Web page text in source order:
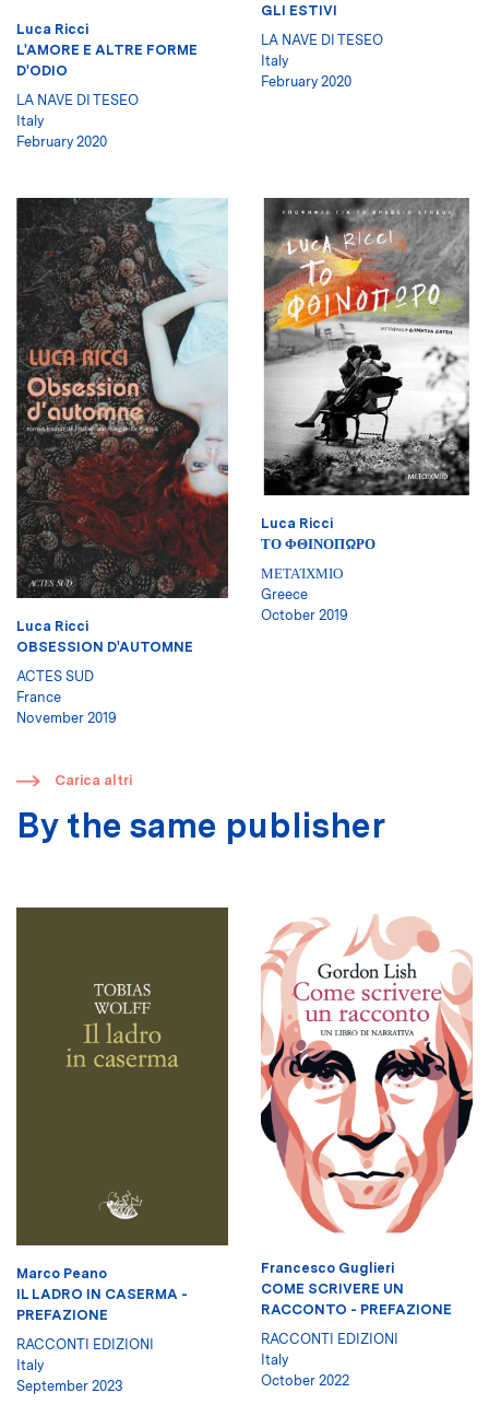
Luca Ricci
L'AMORE E ALTRE FORME
D'ODIO
LA NAVE DI TESEO
Italy
February 2020
GLI ESTIVI
LA NAVE DI TESEO
Italy
February 2020
Luca Ricci
OBSESSION D'AUTOMNE
ACTES SUD
France
November 2019
Luca Ricci
ΤΟ ΦΘΙΝΟΠΩΡΟ
ΜΕΤΑΊΧΜΙΟ
Greece
October 2019
​ Carica altri
By the same publisher
Marco Peano
IL LADRO IN CASERMA -
PREFAZIONE
RACCONTI EDIZIONI
Italy
September 2023
Francesco Guglieri
COME SCRIVERE UN
RACCONTO - PREFAZIONE
RACCONTI EDIZIONI
Italy
October 2022